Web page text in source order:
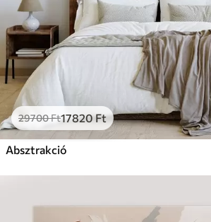
29700Ft17820Ft
Absztrakció